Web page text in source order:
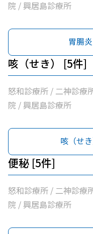
院 / 興居島診療所
胃腸
咳（せき） [5件]
怒和診療所 / 二神診療
院 / 興居島診療所
咳（せ
便秘 [5件]
怒和診療所 / 二神診療
院 / 興居島診療所